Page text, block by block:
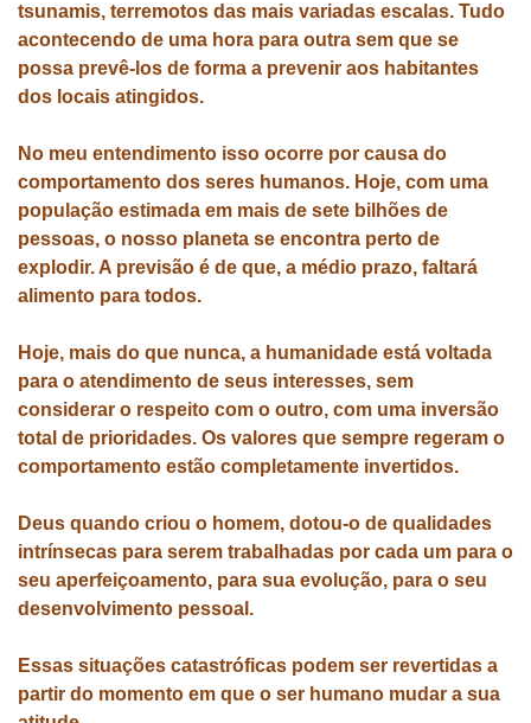
tsunamis, terremotos das mais variadas escalas. Tudo
acontecendo de uma hora para outra sem que se
possa prevê-los de forma a prevenir aos habitantes
dos locais atingidos.
No meu entendimento isso ocorre por causa do
comportamento dos seres humanos. Hoje, com uma
população estimada em mais de sete bilhões de
pessoas, o nosso planeta se encontra perto de
explodir. A previsão é de que, a médio prazo, faltará
alimento para todos.
Hoje, mais do que nunca, a humanidade está voltada
para o atendimento de seus interesses, sem
considerar o respeito com o outro, com uma inversão
total de prioridades. Os valores que sempre regeram o
comportamento estão completamente invertidos.
Deus quando criou o homem, dotou-o de qualidades
intrínsecas para serem trabalhadas por cada um para o
seu aperfeiçoamento, para sua evolução, para o seu
desenvolvimento pessoal.
Essas situações catastróficas podem ser revertidas a
partir do momento em que o ser humano mudar a sua